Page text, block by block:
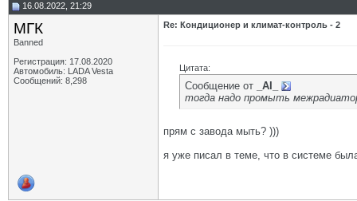
16.08.2022, 21:29
МГК
Banned
Регистрация: 17.08.2020
Автомобиль: LADA Vesta
Сообщений: 8,298
Re: Кондиционер и климат-контроль - 2
Цитата:
Сообщение от
_AI_
тогда надо промыть
прям с завода мыть? )))
я уже писал в теме, что в системе